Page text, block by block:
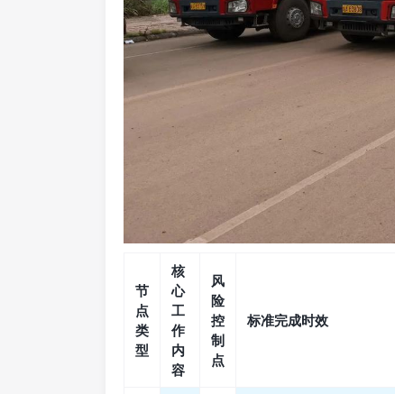
节
点
类
型
核
心
工
作
内
容
风
险
控
制
点
标准完成时效